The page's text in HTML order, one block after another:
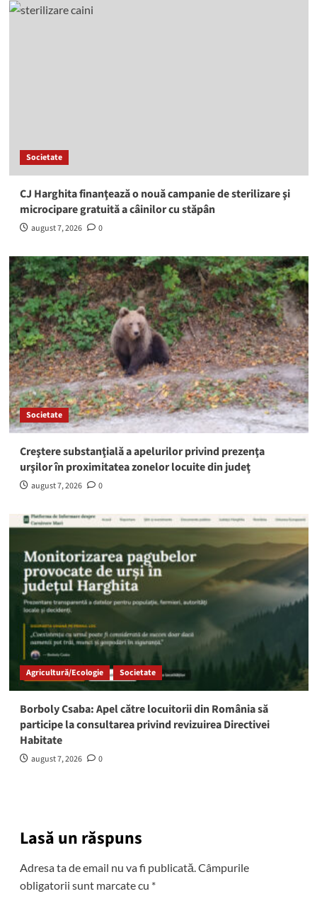
Societate
CJ Harghita finanţează o nouă campanie de sterilizare şi
microcipare gratuită a câinilor cu stăpân
august 7, 2026 0
Societate
Creştere substanţială a apelurilor privind prezenţa
urşilor în proximitatea zonelor locuite din judeţ
august 7, 2026 0
Agricultură/Ecologie Societate
Borboly Csaba: Apel către locuitorii din România să
participe la consultarea privind revizuirea Directivei
Habitate
august 7, 2026 0
Lasă un răspuns
Adresa ta de email nu va fi publicată.Câmpurile
obligatorii sunt marcate cu *